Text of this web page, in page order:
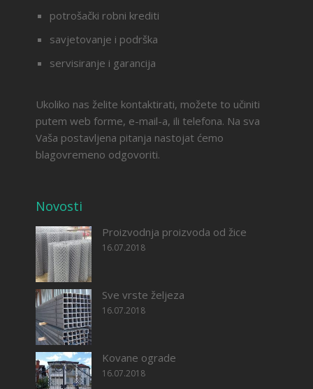
potrošački robni krediti
savjetovanje i podrška
servisiranje i garancija
Ukoliko nas želite kontaktirati, možete to učiniti
putem web forme, e-mail-a, ili telefona. Na sva
Vaša postavljena pitanja nastojat ćemo
blagovremeno odgovoriti.
Novosti
Proizvodnja proizvoda od žice
16.07.2018
Sve vrste željeza
16.07.2018
Kovane ograde
16.07.2018